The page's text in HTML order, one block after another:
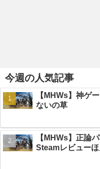
今週の人気記事
【MHWs】神ゲ
ないの草
【MHWs】正論
Steamレビュー